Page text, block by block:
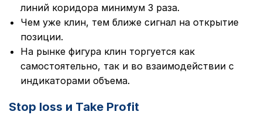
линий коридора минимум 3 раза.
Чем уже клин, тем ближе сигнал на открытие
позиции.
На рынке фигура клин торгуется как
самостоятельно, так и во взаимодействии с
индикаторами объема.
Stop loss и Take Profit